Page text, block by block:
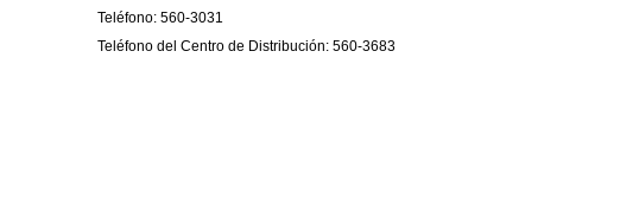
Teléfono: 560-3031
Teléfono del Centro de Distribución: 560-3683